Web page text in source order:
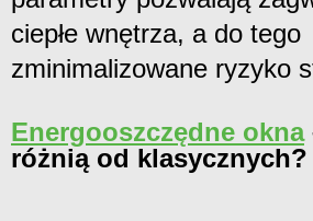
ciepłe wnętrza, a do tego
zminimalizowane ryzyko
Energooszczędne okna
różnią od klasycznych?